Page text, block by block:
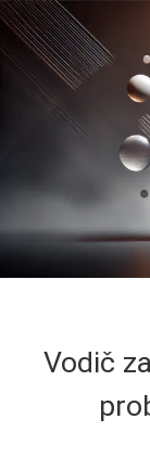
Vodič